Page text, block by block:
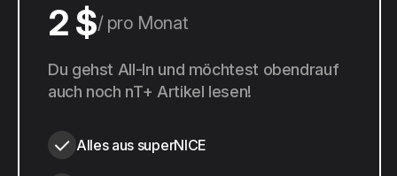
2 $ pro Monat
20 $ pro Jahr
Du gehst All-In und möchtest obendrauf
auch noch nT+ Artikel lesen!
Alles aus superNICE